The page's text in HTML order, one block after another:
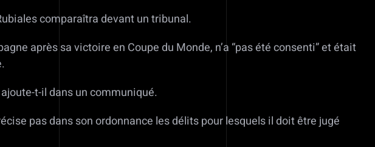
comparaîtra devant un tribunal.
après sa victoire en Coupe du Monde, n’a “pas été consenti” et était
t-il dans un communiqué.
pas dans son ordonnance les délits pour lesquels il doit être jugé